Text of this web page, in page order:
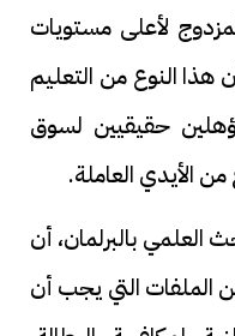
لأعلى مستويات
هذا النوع من التعليم
حقيقيين لسوق
الأيدي العاملة.
بالبرلمان، أن
الملفات التي يجب أن